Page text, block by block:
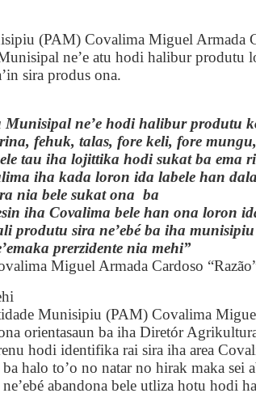
(PAM) Covalima Miguel Armada
ne’e atu hodi halibur produtu
sira produs ona.
ne’e hodi halibur produtu
fehuk, talas, fore keli, fore
tau iha lojittika hodi sukat ba ema
iha kada loron ida labele han
nia bele sukat ona ba
iha Covalima bele han ona loron
produtu sira ne’ebé ba iha
prerzidente nia mehi”
Miguel Armada Cardoso
Munisipiu (PAM) Covalima
orientasaun ba iha Diretór
hodi identifika rai sira iha area
halo to’o no natar no hirak maka sei
abandona bele utliza hotu hodi